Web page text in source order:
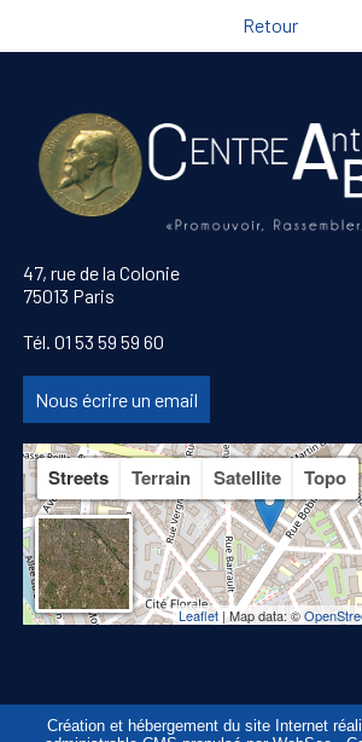
Retour
47, rue de la Colonie
75013 Paris
Tél. 01 53 59 59 60
Nous écrire un email
Streets Terrain Satellite Topo
Leaflet | Map data: ©
Création et hébergement du site Internet